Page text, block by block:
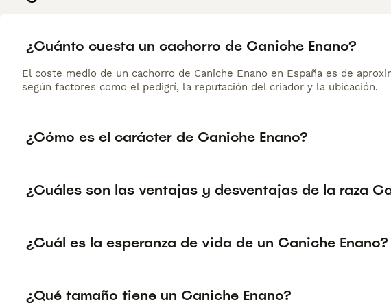
¿Cuánto cuesta un cachorro de Caniche Enano?
El coste medio de un cachorro de Caniche Enano en España es de
según factores como el pedigrí, la reputación del criador y la ubicación.
¿Cómo es el carácter de Caniche Enano?
¿Cuáles son las ventajas y desventajas de la raza
¿Cuál es la esperanza de vida de un Caniche Enano?
¿Qué tamaño tiene un Caniche Enano?